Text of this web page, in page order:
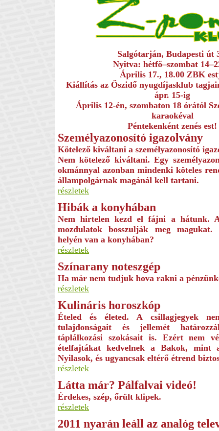
Salgótarján, Budapesti út
Nyitva: hétfő–szombat
Április 17., 18.00 ZBK
Kiállítás az Őszidő nyugdíjasklub
ápr. 15-ig
Április 12-én, szombaton 18 órától
karaokéval
Péntekenként zenés est!
Személyazonosító igazolvány
Kötelező kiváltani a személyazonosító
Nem kötelező kiváltani. Egy
okmánnyal azonban mindenki köteles
állampolgárnak magánál kell tartani.
részletek
Hibák a konyhában
Nem hirtelen kezd el fájni a hátunk.
mozdulatok bosszulják meg
helyén van a konyhában?
részletek
Színarany noteszgép
Ha már nem tudjuk hova rakni a
részletek
Kulináris horoszkóp
Ételed és életed. A csillagjegyek
tulajdonságait és jellemét
táplálkozási szokásait is. Ezért nem
ételfajtákat kedvelnek a Bakok, mint
Nyilasok, és ugyancsak eltérő étrend
részletek
Látta már? Pálfalvai videó!
Érdekes, szép, őrült klipek.
részletek
2011 nyarán leáll az analóg